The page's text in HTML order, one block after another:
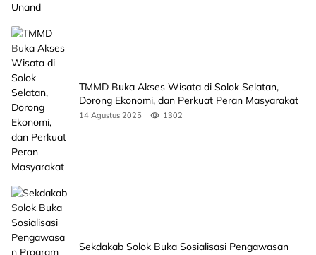
TMMD Buka Akses Wisata di Solok Selatan,
Dorong Ekonomi, dan Perkuat Peran Masyarakat
14 Agustus 2025 1302
Sekdakab Solok Buka Sosialisasi Pengawasan